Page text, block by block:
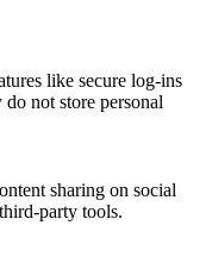
like secure log-ins
not store personal
sharing on social
party tools.